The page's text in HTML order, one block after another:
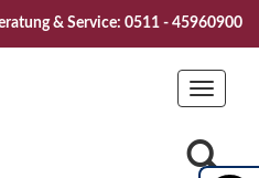
2026" Vive la
& Service: 0511 - 45960900
Toggle